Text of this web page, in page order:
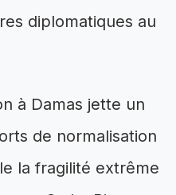
diplomatiques au
à Damas jette un
de normalisation
la fragilité extrême